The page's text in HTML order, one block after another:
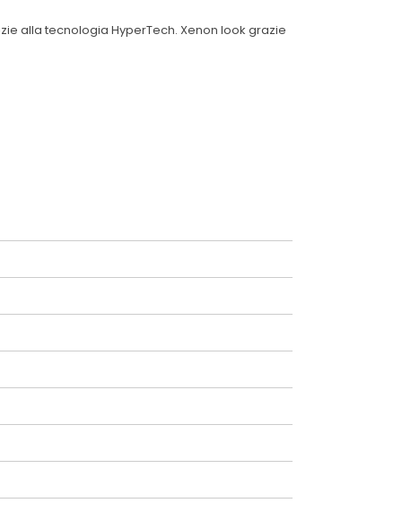
alla tecnologia HyperTech. Xenon look grazie